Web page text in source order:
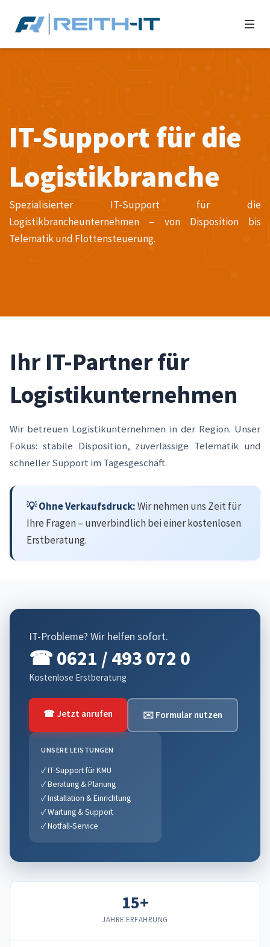
IT-Support für die
Logistikbranche
Spezialisierter IT-Support für die
Logistikbrancheunternehmen – von Disposition bis
Telematik und Flottensteuerung.
Ihr IT-Partner für
Logistikunternehmen
Wir betreuen Logistikunternehmen in der Region. Unser
Fokus: stabile Disposition, zuverlässige Telematik und
schneller Support im Tagesgeschäft.
💡 Ohne Verkaufsdruck:Wir nehmen uns Zeit für
Ihre Fragen – unverbindlich bei einer kostenlosen
Erstberatung.
IT-Probleme? Wir helfen sofort.
☎ 0621 / 493 072 0
Kostenlose Erstberatung
☎ Jetzt anrufen ✉️ Formular nutzen
UNSERE LEISTUNGEN
✓ IT-Support für KMU
✓ Beratung & Planung
✓ Installation & Einrichtung
✓ Wartung & Support
✓ Notfall-Service
15+
JAHRE ERFAHRUNG